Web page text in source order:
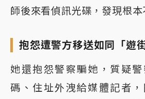
師後來看偵訊光碟，發現根本
抱怨遭警方移送如同「遊
她還抱怨警察騙她，質疑
碼、住址外洩給媒體記者